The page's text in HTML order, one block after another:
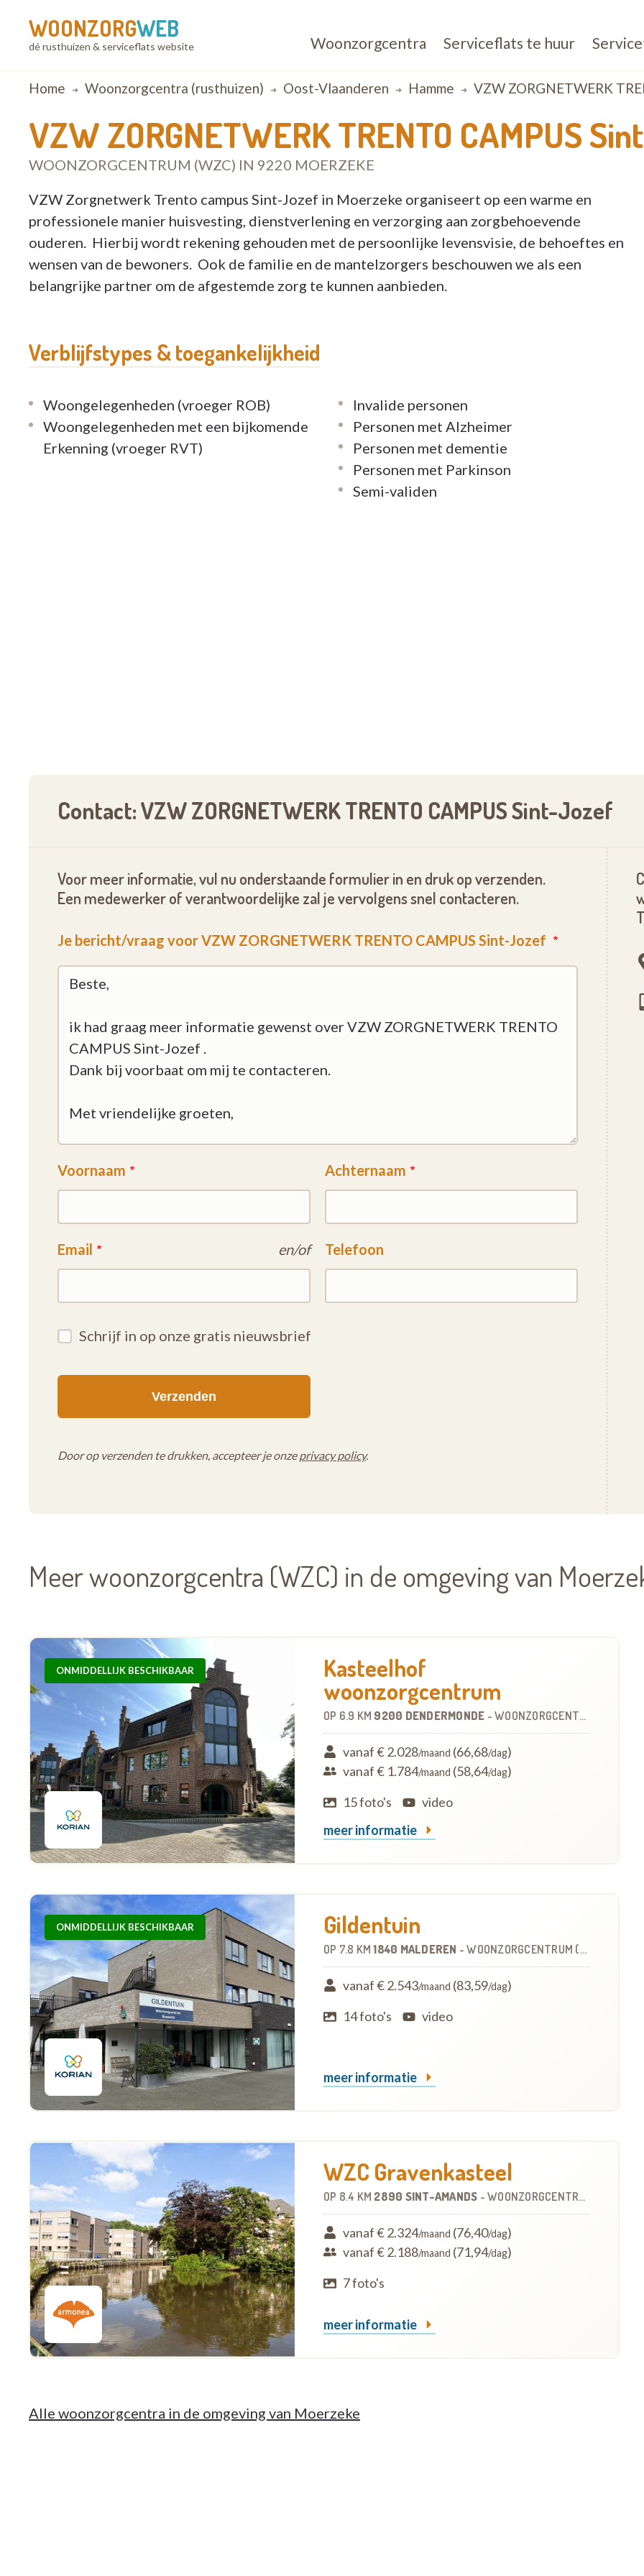
WOONZORGWEB
dé rusthuizen & serviceflats website Woonzorgcentra Serviceflats te huur
Breadcrumb
Home Woonzorgcentra (rusthuizen) Oost-Vlaanderen Hamme VZW ZORGNETWERK
VZW ZORGNETWERK TRENTO CAMPUS
WOONZORGCENTRUM (WZC) IN 9220 MOERZEKE
VZW Zorgnetwerk Trento campus Sint-Jozef in Moerzeke organiseert op een warme en
professionele manier huisvesting, dienstverlening en verzorging aan zorgbehoevende
ouderen. Hierbij wordt rekening gehouden met de persoonlijke levensvisie, de behoeftes en
wensen van de bewoners. Ook de familie en de mantelzorgers beschouwen we als een
belangrijke partner om de afgestemde zorg te kunnen aanbieden.
Verblijfstypes & toegankelijkheid
Woongelegenheden (vroeger ROB)
Woongelegenheden met een bijkomende
Erkenning (vroeger RVT)
Invalide personen
Personen met Alzheimer
Personen met dementie
Personen met Parkinson
Semi-validen
Contact: VZW ZORGNETWERK TRENTO CAMPUS Sint-Jozef
Voor meer informatie, vul nu onderstaande formulier in en druk op verzenden.
Een medewerker of verantwoordelijke zal je vervolgens snel contacteren.
Je bericht/vraag voor VZW ZORGNETWERK TRENTO CAMPUS Sint-Jozef
Voornaam Achternaam
Email en/of Telefoon
Schrijf in op onze gratis nieuwsbrief
Door op verzenden te drukken, accepteer je onzeprivacy policy.
Meer woonzorgcentra (WZC) in de omgeving van
ONMIDDELLIJK BESCHIKBAAR Kasteelhof
woonzorgcentrum
OP 6.9 KM 9200 DENDERMONDE -WOONZORGCENTRUM (WZC)
vanaf € 2.028/maand (66,68/dag)
vanaf € 1.784/maand (58,64/dag)
15 foto's
video
meer informatie
ONMIDDELLIJK BESCHIKBAAR Gildentuin
OP 7.8 KM 1840 MALDEREN -WOONZORGCENTRUM (WZC)
vanaf € 2.543/maand (83,59/dag)
14 foto's
video
meer informatie
WZC Gravenkasteel
OP 8.4 KM 2890 SINT-AMANDS -WOONZORGCENTRUM (WZC)
vanaf € 2.324/maand (76,40/dag)
vanaf € 2.188/maand (71,94/dag)
7 foto's
meer informatie
Alle woonzorgcentra in de omgeving van Moerzeke